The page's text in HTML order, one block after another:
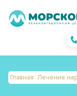
Главная Лечение